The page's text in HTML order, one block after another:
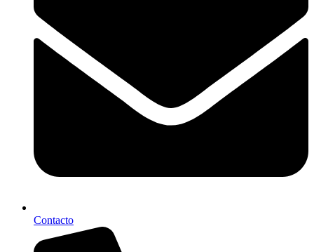
Contacto